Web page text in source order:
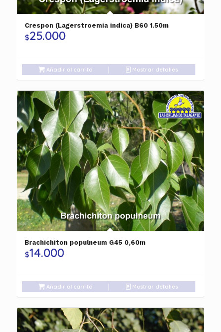
Crespon (Lagerstroemia indica) B60 1.50m
$25.000
Añadir al carrito Mostrar detalles
Brachichiton populneum G45 0,60m
$14.000
Añadir al carrito Mostrar detalles